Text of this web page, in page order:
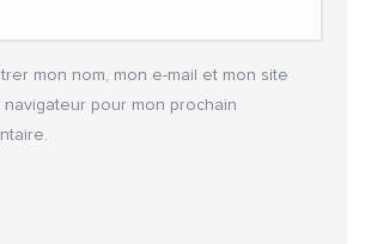
mon nom, mon e-mail et mon site
navigateur pour mon prochain